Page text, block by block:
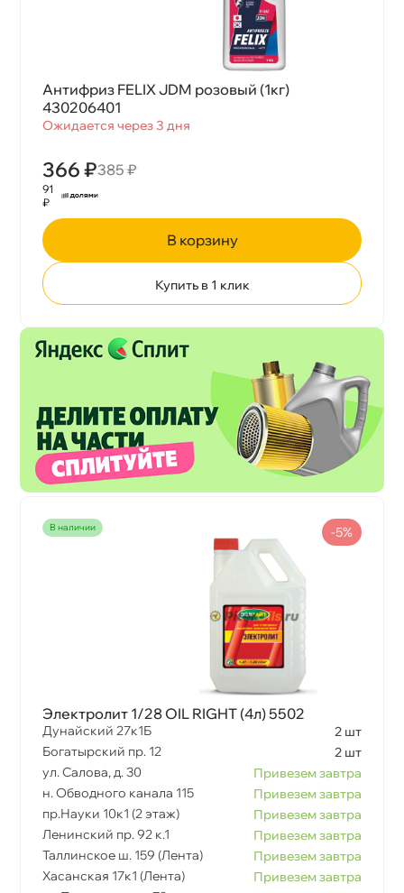
Антифриз FELIX JDM розовый (1кг)
430206401
Ожидается через 3 дня
366 ₽385 ₽
91
₽
корзину
Купить в 1 клик
наличии
Электролит 1/28 OIL RIGHT (4л) 5502
Дунайский 27к1Б
2 шт
Богатырский пр. 12
2 шт
ул. Салова, д. 30
Привезем завтра
н. Обводного канала 115
Привезем завтра
пр.Науки 10к1 (2 этаж)
Привезем завтра
Ленинский пр. 92 к.1
Привезем завтра
Таллинское ш. 159 (Лента)
Привезем завтра
Хасанская 17к1 (Лента)
Привезем завтра
-5%